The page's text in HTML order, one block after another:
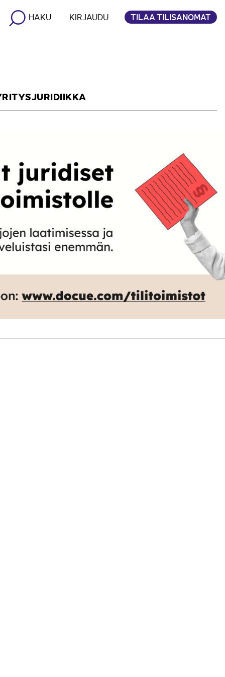
HAKU KIRJAUDU TILAA TILISANOMAT